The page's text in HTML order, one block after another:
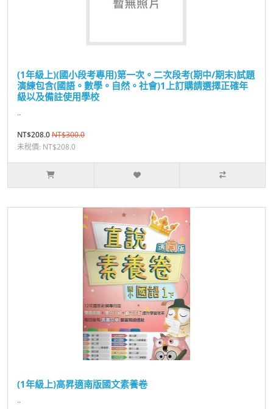
(1年級上)(國小段考專用)第一次。二次段考(期中/期末)試題
演練包含(國語。數學。自然。社會)1上訂購請選擇正確年
級以及備註使用學校
..
NT$208.0NT$300.0
未稅價: NT$208.0
(1年級上)高昇適南版國文素養卷
..